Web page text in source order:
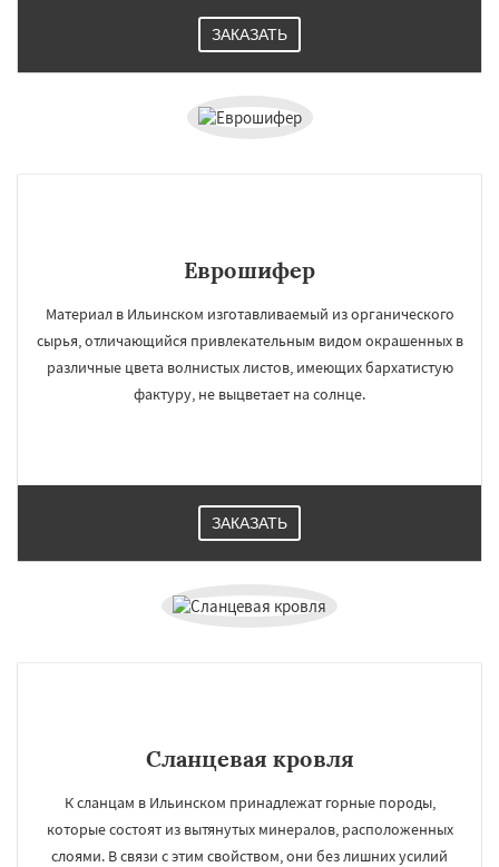
ЗАКАЗАТЬ
Еврошифер
Материал в Ильинском изготавливаемый из органического
сырья, отличающийся привлекательным видом окрашенных в
различные цвета волнистых листов, имеющих бархатистую
фактуру, не выцветает на солнце.
ЗАКАЗАТЬ
Сланцевая кровля
К сланцам в Ильинском принадлежат горные породы,
которые состоят из вытянутых минералов, расположенных
слоями. В связи с этим свойством, они без лишних усилий